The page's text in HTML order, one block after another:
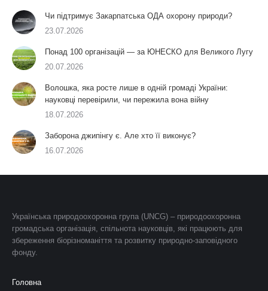
Чи підтримує Закарпатська ОДА охорону природи?
23.07.2026
Понад 100 організацій — за ЮНЕСКО для Великого Лугу
20.07.2026
Волошка, яка росте лише в одній громаді України:
науковці перевірили, чи пережила вона війну
18.07.2026
Заборона джипінгу є. Але хто її виконує?
16.07.2026
Українська природоохоронна група (UNCG) – природоохоронна
громадська організація, спільнота науковців, які працюють для
збереження біорізноманіття та розвитку природно-заповідного
фонду.
Головна